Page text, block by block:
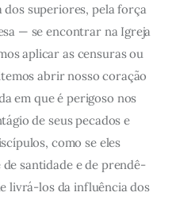
dos superiores, pela força
— se encontrar na Igreja
aplicar as censuras ou
abrir nosso coração
em que é perigoso nos
de seus pecados e
como se eles
santidade e de prendê-
livrá-los da influência dos